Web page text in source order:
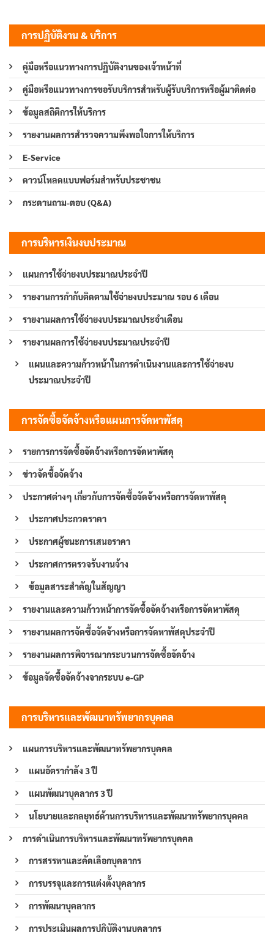
การปฏิบัติงาน & บริการ
คู่มือหรือแนวทางการปฏิบัติงานของเจ้าหน้าที่
คู่มือหรือแนวทางการขอรับบริการสำหรับผู้รับบริการหรือผู้มาติดต่อ
ข้อมูลสถิติการให้บริการ
รายงานผลการสำรวจความพึงพอใจการให้บริการ
E-Service
ดาวน์โหลดแบบฟอร์มสำหรับประชาชน
กระดานถาม-ตอบ (Q&A)
การบริหารเงินงบประมาณ
แผนการใช้จ่ายงบประมาณประจำปี
รายงานการกำกับติดตามใช้จ่ายงบประมาณ รอบ 6 เดือน
รายงานผลการใช้จ่ายงบประมาณประจำเดือน
รายงานผลการใช้จ่ายงบประมาณประจำปี
แผนและความก้าวหน้าในการดำเนินงานและการใช้จ่ายงบ
ประมาณประจำปี
การจัดซื้อจัดจ้างหรือแผนการจัดหาพัสดุ
รายการการจัดซื้อจัดจ้างหรือการจัดหาพัสดุ
ข่าวจัดซื้อจัดจ้าง
ประกาศต่างๆ เกี่ยวกับการจัดซื้อจัดจ้างหรือการจัดหาพัสดุ
ประกาศประกวดราคา
ประกาศผู้ชนะการเสนอราคา
ประกาศการตรวจรับงานจ้าง
ข้อมูลสาระสำคัญในสัญญา
รายงานและความก้าวหน้าการจัดซื้อจัดจ้างหรือการจัดหาพัสดุ
รายงานผลการจัดซื้อจัดจ้างหรือการจัดหาพัสดุประจำปี
รายงานผลการพิจารณากระบวนการจัดซื้อจัดจ้าง
ข้อมูลจัดซื้อจัดจ้างจากระบบ e-GP
การบริหารและพัฒนาทรัพยากรบุคคล
แผนการบริหารและพัฒนาทรัพยากรบุคคล
แผนอัตรากำลัง 3 ปี
แผนพัฒนาบุคลากร 3 ปี
นโยบายและกลยุทธ์ด้านการบริหารและพัฒนาทรัพยากรบุคคล
การดำเนินการบริหารและพัฒนาทรัพยากรบุคคล
การสรรหาและคัดเลือกบุคลากร
การบรรจุและการแต่งตั้งบุคลากร
การพัฒนาบุคลากร
การประเมินผลการปฏิบัติงานบุคลากร